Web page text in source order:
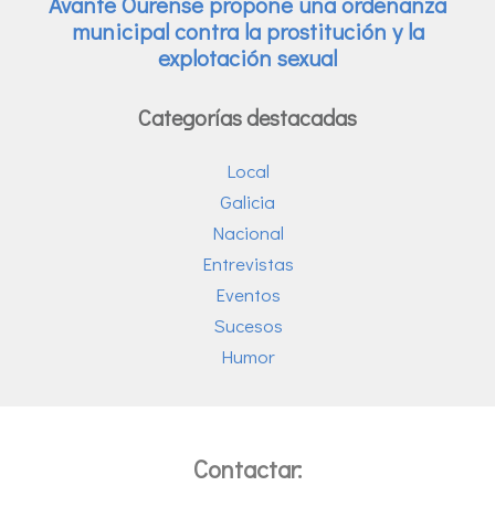
Categorías destacadas
Local
Galicia
Nacional
Entrevistas
Eventos
Sucesos
Humor
Contactar: